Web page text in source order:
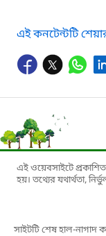
এই কনটেন্টটি
এই ওয়েবসাইটে
হয়। তথ্যের যথার্থতা,
সাইটটি শেষ হাল-